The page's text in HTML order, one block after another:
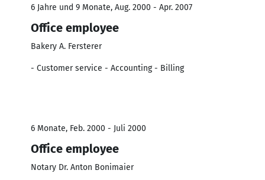
6 Jahre und 9 Monate, Aug. 2000 - Apr. 2007
Office employee
Bakery A. Fersterer
- Customer service - Accounting - Billing
6 Monate, Feb. 2000 - Juli 2000
Office employee
Notary Dr. Anton Bonimaier